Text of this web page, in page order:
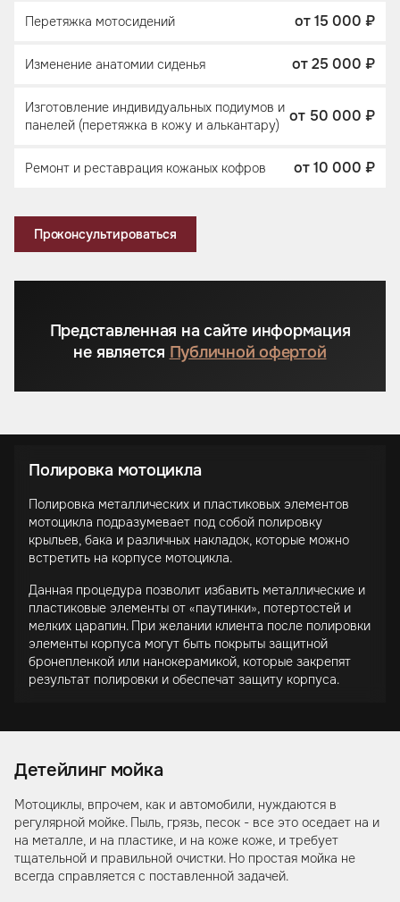
Перетяжка мотосидений от 15 000 ₽
Изменение анатомии сиденья от 25 000 ₽
Изготовление индивидуальных подиумов и
панелей (перетяжка в кожу и алькантару)
от 50 000 ₽
Ремонт и реставрация кожаных кофров от 10 000 ₽
Проконсультироваться
Представленная на сайте информация
не является Публичной офертой
Полировка мотоцикла
Полировка металлических и пластиковых элементов
мотоцикла подразумевает под собой полировку
крыльев, бака и различных накладок, которые можно
встретить на корпусе мотоцикла.
Данная процедура позволит избавить металлические и
пластиковые элементы от «паутинки», потертостей и
мелких царапин. При желании клиента после полировки
элементы корпуса могут быть покрыты защитной
бронепленкой или нанокерамикой, которые закрепят
результат полировки и обеспечат защиту корпуса.
Детейлинг мойка
Мотоциклы, впрочем, как и автомобили, нуждаются в
регулярной мойке. Пыль, грязь, песок - все это оседает на и
на металле, и на пластике, и на коже коже, и требует
тщательной и правильной очистки. Но простая мойка не
всегда справляется с поставленной задачей.